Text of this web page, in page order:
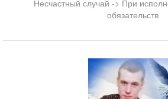
Несчастный случай -> При
обязательств